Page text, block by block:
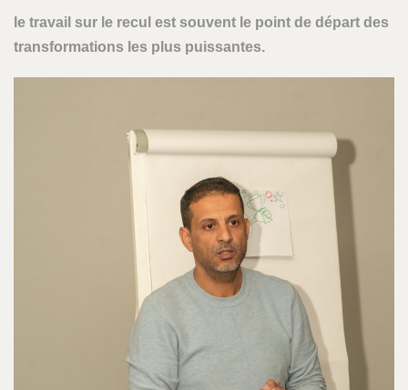
le travail sur le recul est souvent le point de départ des
transformations les plus puissantes.